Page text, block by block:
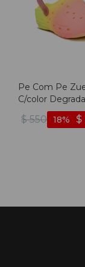
Pe Com Pe
C/color
Rosado-
$ 550 $
18